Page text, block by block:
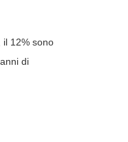
il 12% sono
di